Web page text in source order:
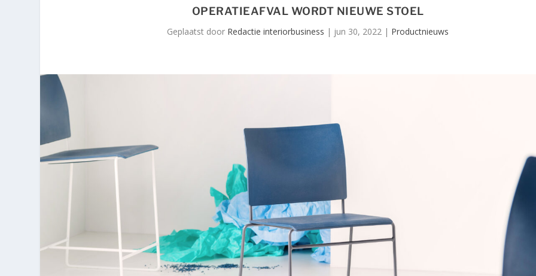
OPERATIEAFVAL WORDT NIEUWE STOEL
Geplaatst door Redactie interiorbusiness | jun 30, 2022 | Productnieuws